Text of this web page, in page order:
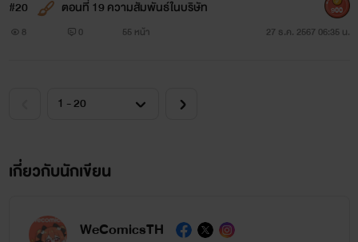
#20 ตอนที่ 19 ความสัมพันธ์ในบริษัท
8 0 55 หน้า 27 ธ.ค. 2567 06:35 น.
900
เกี่ยวกับนักเขียน
WeComicsTH